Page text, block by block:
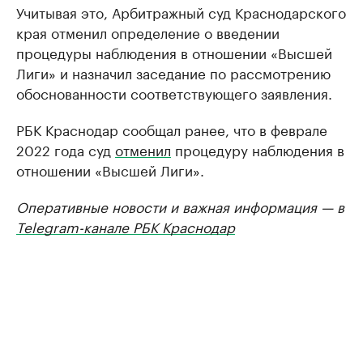
Учитывая это, Арбитражный суд Краснодарского
края отменил определение о введении
процедуры наблюдения в отношении «Высшей
Лиги» и назначил заседание по рассмотрению
обоснованности соответствующего заявления.
РБК Краснодар сообщал ранее, что в феврале
2022 года суд отменил процедуру наблюдения в
отношении «Высшей Лиги».
Оперативные новости и важная информация — в
Telegram-канале РБК Краснодар